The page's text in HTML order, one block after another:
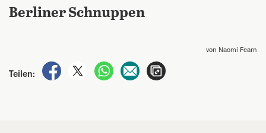
Berliner Schnuppen
von Naomi Fearn
Teilen:
auf Facebook teilen
auf X teilenper WhatsApp teilen
per E-Mail teilen